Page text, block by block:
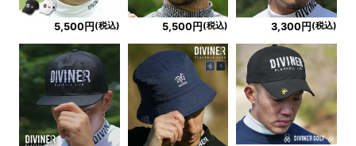
5,500円 (税込) 5,500円 (税込) 3,300円 (税込)